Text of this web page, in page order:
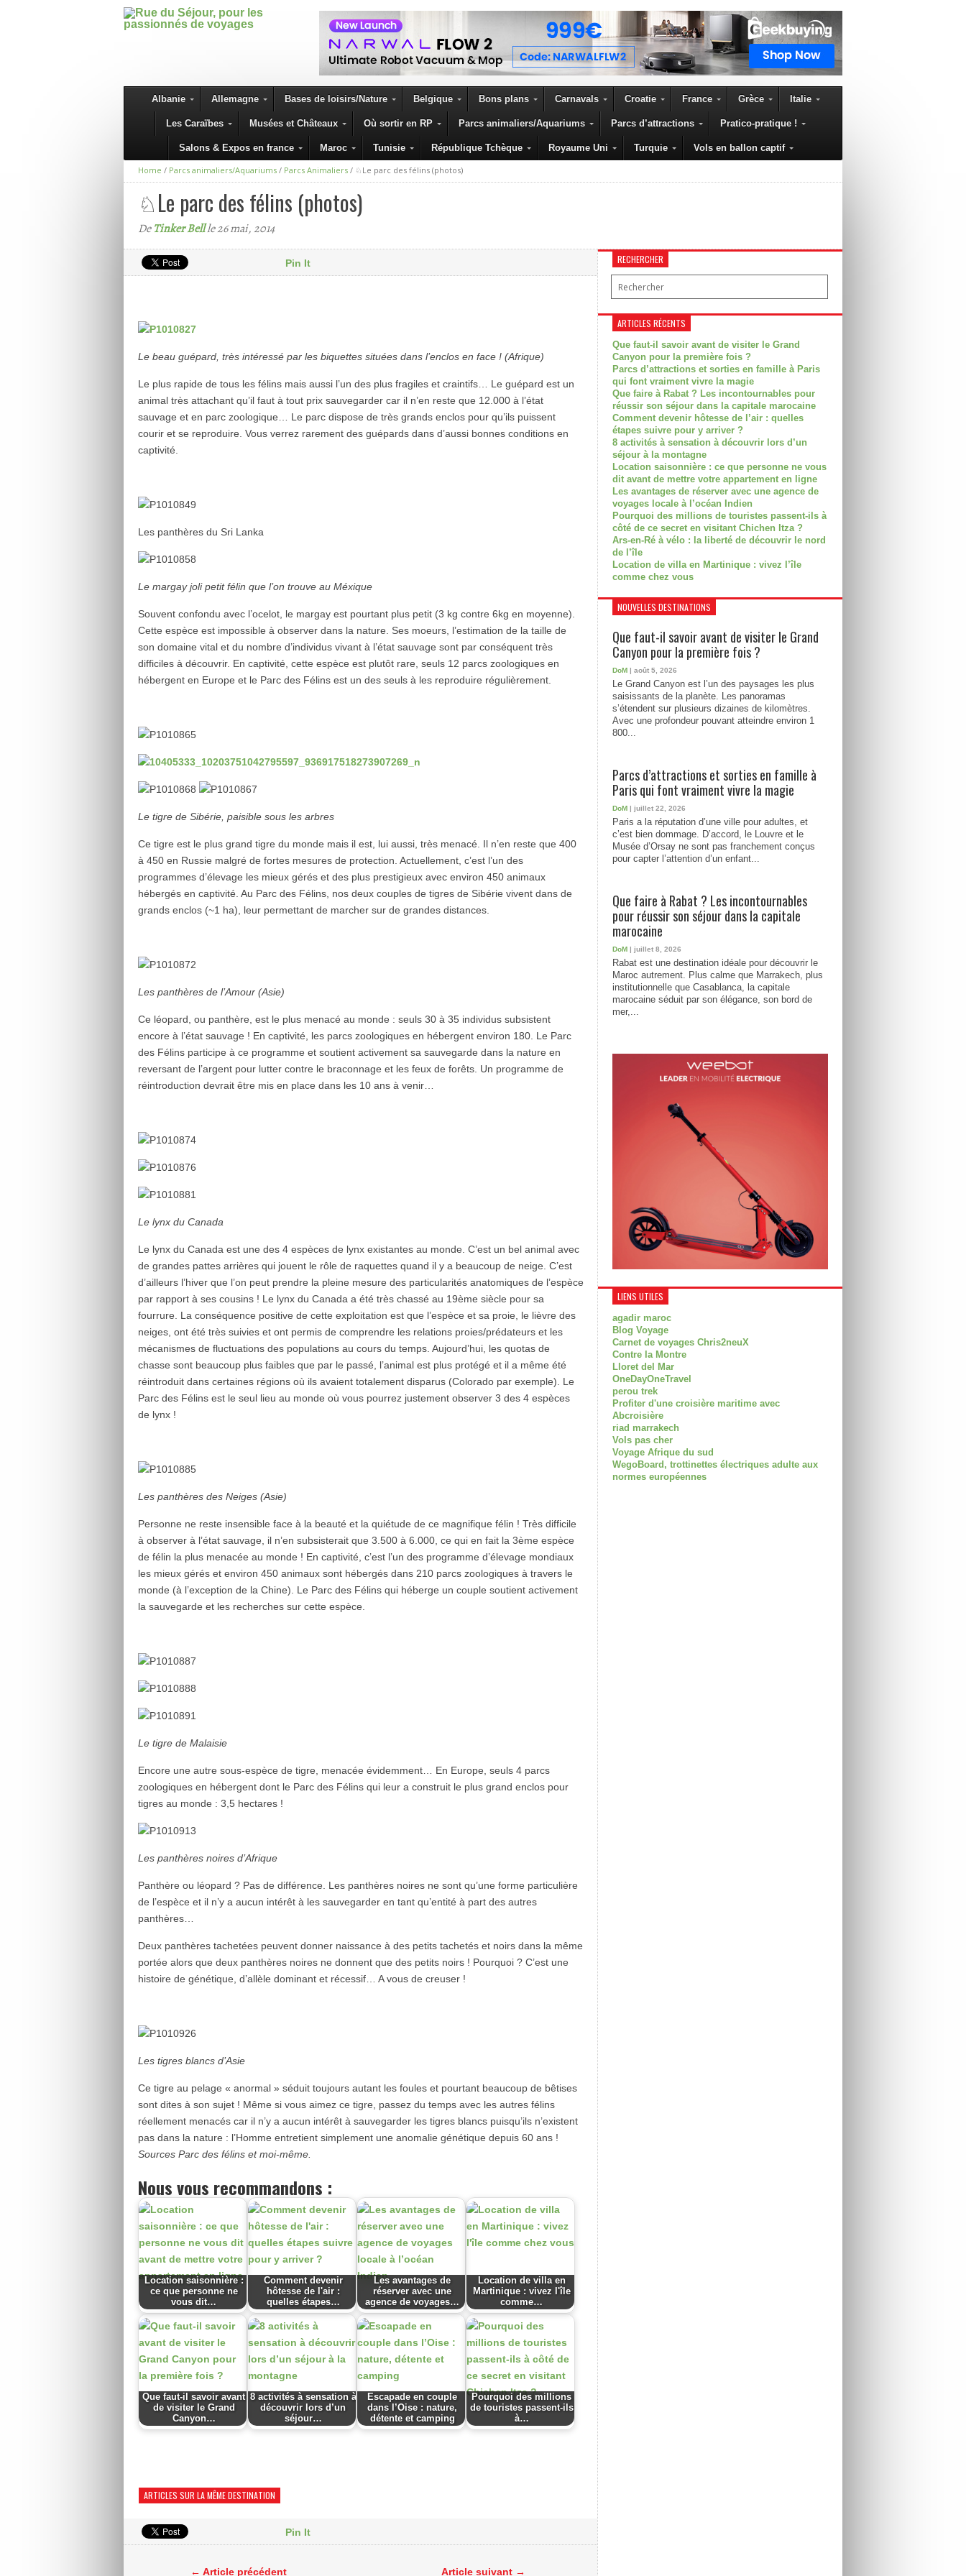
Albanie Allemagne Bases de loisirs/Nature Belgique Bons plans Carnavals Croatie France Grèce Italie
Les Caraïbes Musées et Châteaux Où sortir en RP Parcs animaliers/Aquariums Parcs d’attractions Pratico-pratique !
Salons & Expos en france Maroc Tunisie République Tchèque Royaume Uni Turquie Vols en ballon captif
Home / Parcs animaliers/Aquariums / Parcs Animaliers / ♘Le parc des félins (photos)
♘Le parc des félins (photos)
DeTinker Bellle 26 mai, 2014
Pin It
Le beau guépard, très intéressé par les biquettes situées dans l’enclos en face ! (Afrique)
Le plus rapide de tous les félins mais aussi l’un des plus fragiles et craintifs… Le guépard est un
animal très attachant qu’il faut à tout prix sauvegarder car il n’en reste que 12.000 à l’état
sauvage et en parc zoologique… Le parc dispose de très grands enclos pour qu’ils puissent
courir et se reproduire. Vous verrez rarement des guépards dans d’aussi bonnes conditions en
captivité.
Les panthères du Sri Lanka
Le margay joli petit félin que l’on trouve au Méxique
Souvent confondu avec l’ocelot, le margay est pourtant plus petit (3 kg contre 6kg en moyenne).
Cette espèce est impossible à observer dans la nature. Ses moeurs, l’estimation de la taille de
son domaine vital et du nombre d’individus vivant à l’état sauvage sont par conséquent très
difficiles à découvrir. En captivité, cette espèce est plutôt rare, seuls 12 parcs zoologiques en
hébergent en Europe et le Parc des Félins est un des seuls à les reproduire régulièrement.
Le tigre de Sibérie, paisible sous les arbres
Ce tigre est le plus grand tigre du monde mais il est, lui aussi, très menacé. Il n’en reste que 400
à 450 en Russie malgré de fortes mesures de protection. Actuellement, c’est l’un des
programmes d’élevage les mieux gérés et des plus prestigieux avec environ 450 animaux
hébergés en captivité. Au Parc des Félins, nos deux couples de tigres de Sibérie vivent dans de
grands enclos (~1 ha), leur permettant de marcher sur de grandes distances.
Les panthères de l’Amour (Asie)
Ce léopard, ou panthère, est le plus menacé au monde : seuls 30 à 35 individus subsistent
encore à l’état sauvage ! En captivité, les parcs zoologiques en hébergent environ 180. Le Parc
des Félins participe à ce programme et soutient activement sa sauvegarde dans la nature en
reversant de l’argent pour lutter contre le braconnage et les feux de forêts. Un programme de
réintroduction devrait être mis en place dans les 10 ans à venir…
Le lynx du Canada
Le lynx du Canada est une des 4 espèces de lynx existantes au monde. C’est un bel animal avec
de grandes pattes arrières qui jouent le rôle de raquettes quand il y a beaucoup de neige. C’est
d’ailleurs l’hiver que l’on peut prendre la pleine mesure des particularités anatomiques de l’espèce
par rapport à ses cousins ! Le lynx du Canada a été très chassé au 19ème siècle pour sa
fourrure. La conséquence positive de cette exploitation est que l’espèce et sa proie, le lièvre des
neiges, ont été très suivies et ont permis de comprendre les relations proies/prédateurs et les
mécanismes de fluctuations des populations au cours du temps. Aujourd’hui, les quotas de
chasse sont beaucoup plus faibles que par le passé, l’animal est plus protégé et il a même été
réintroduit dans certaines régions où ils avaient totalement disparus (Colorado par exemple). Le
Parc des Félins est le seul lieu au monde où vous pourrez justement observer 3 des 4 espèces
de lynx !
Les panthères des Neiges (Asie)
Personne ne reste insensible face à la beauté et la quiétude de ce magnifique félin ! Très difficile
à observer à l’état sauvage, il n’en subsisterait que 3.500 à 6.000, ce qui en fait la 3ème espèce
de félin la plus menacée au monde ! En captivité, c’est l’un des programme d’élevage mondiaux
les mieux gérés et environ 450 animaux sont hébergés dans 210 parcs zoologiques à travers le
monde (à l’exception de la Chine). Le Parc des Félins qui héberge un couple soutient activement
la sauvegarde et les recherches sur cette espèce.
Le tigre de Malaisie
Encore une autre sous-espèce de tigre, menacée évidemment… En Europe, seuls 4 parcs
zoologiques en hébergent dont le Parc des Félins qui leur a construit le plus grand enclos pour
tigres au monde : 3,5 hectares !
Les panthères noires d’Afrique
Panthère ou léopard ? Pas de différence. Les panthères noires ne sont qu’une forme particulière
de l’espèce et il n’y a aucun intérêt à les sauvegarder en tant qu’entité à part des autres
panthères…
Deux panthères tachetées peuvent donner naissance à des petits tachetés et noirs dans la même
portée alors que deux panthères noires ne donnent que des petits noirs ! Pourquoi ? C’est une
histoire de génétique, d’allèle dominant et récessif… A vous de creuser !
Les tigres blancs d’Asie
Ce tigre au pelage « anormal » séduit toujours autant les foules et pourtant beaucoup de bêtises
sont dites à son sujet ! Même si vous aimez ce tigre, passez du temps avec les autres félins
réellement menacés car il n’y a aucun intérêt à sauvegarder les tigres blancs puisqu’ils n’existent
pas dans la nature : l’Homme entretient simplement une anomalie génétique depuis 60 ans !
Sources Parc des félins et moi-même.
Nous vous recommandons :
Location saisonnière :
ce que personne ne
vous dit…
Comment devenir
hôtesse de l'air :
quelles étapes…
Les avantages de
réserver avec une
agence de voyages…
Location de villa en
Martinique : vivez l'île
comme…
Que faut-il savoir avant
de visiter le Grand
Canyon…
8 activités à sensation à
découvrir lors d’un
séjour…
Escapade en couple
dans l’Oise : nature,
détente et camping
Pourquoi des millions
de touristes passent-ils
à…
ARTICLES SUR LA MÊME DESTINATION
Pin It
← Article précédent Article suivant →
RECHERCHER
ARTICLES RÉCENTS
Que faut-il savoir avant de visiter le Grand
Canyon pour la première fois ?
Parcs d’attractions et sorties en famille à Paris
qui font vraiment vivre la magie
Que faire à Rabat ? Les incontournables pour
réussir son séjour dans la capitale marocaine
Comment devenir hôtesse de l’air : quelles
étapes suivre pour y arriver ?
8 activités à sensation à découvrir lors d’un
séjour à la montagne
Location saisonnière : ce que personne ne vous
dit avant de mettre votre appartement en ligne
Les avantages de réserver avec une agence de
voyages locale à l’océan Indien
Pourquoi des millions de touristes passent-ils à
côté de ce secret en visitant Chichen Itza ?
Ars-en-Ré à vélo : la liberté de découvrir le nord
de l’île
Location de villa en Martinique : vivez l’île
comme chez vous
NOUVELLES DESTINATIONS
Que faut-il savoir avant de visiter le Grand
Canyon pour la première fois ?
DoM | août 5, 2026
Le Grand Canyon est l’un des paysages les plus
saisissants de la planète. Les panoramas
s’étendent sur plusieurs dizaines de kilomètres.
Avec une profondeur pouvant atteindre environ 1
800...
Parcs d’attractions et sorties en famille à
Paris qui font vraiment vivre la magie
DoM | juillet 22, 2026
Paris a la réputation d’une ville pour adultes, et
c’est bien dommage. D’accord, le Louvre et le
Musée d’Orsay ne sont pas franchement conçus
pour capter l’attention d’un enfant...
Que faire à Rabat ? Les incontournables
pour réussir son séjour dans la capitale
marocaine
DoM | juillet 8, 2026
Rabat est une destination idéale pour découvrir le
Maroc autrement. Plus calme que Marrakech, plus
institutionnelle que Casablanca, la capitale
marocaine séduit par son élégance, son bord de
mer,...
LIENS UTILES
agadir maroc
Blog Voyage
Carnet de voyages Chris2neuX
Contre la Montre
Lloret del Mar
OneDayOneTravel
perou trek
Profiter d'une croisière maritime avec
Abcroisière
riad marrakech
Vols pas cher
Voyage Afrique du sud
WegoBoard, trottinettes électriques adulte aux
normes européennes